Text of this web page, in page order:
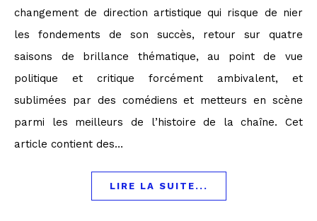
changement de direction artistique qui risque de nier
les fondements de son succès, retour sur quatre
saisons de brillance thématique, au point de vue
politique et critique forcément ambivalent, et
sublimées par des comédiens et metteurs en scène
parmi les meilleurs de l’histoire de la chaîne. Cet
article contient des…
LIRE LA SUITE...